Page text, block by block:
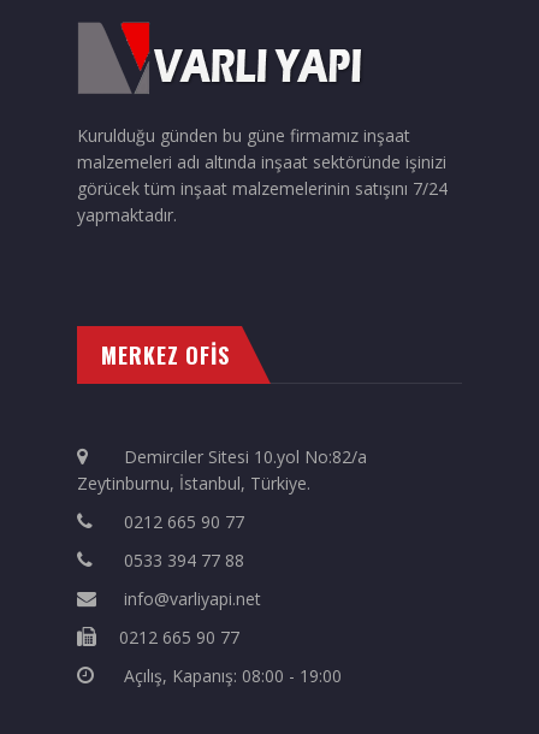
Kurulduğu günden bu güne firmamız inşaat
malzemeleri adı altında inşaat sektöründe işinizi
görücek tüm inşaat malzemelerinin satışını 7/24
yapmaktadır.
MERKEZ OFİS
Demirciler Sitesi 10.yol No:82/a
Zeytinburnu, İstanbul, Türkiye.
0212 665 90 77
0533 394 77 88
info@varliyapi.net
0212 665 90 77
Açılış, Kapanış: 08:00 - 19:00